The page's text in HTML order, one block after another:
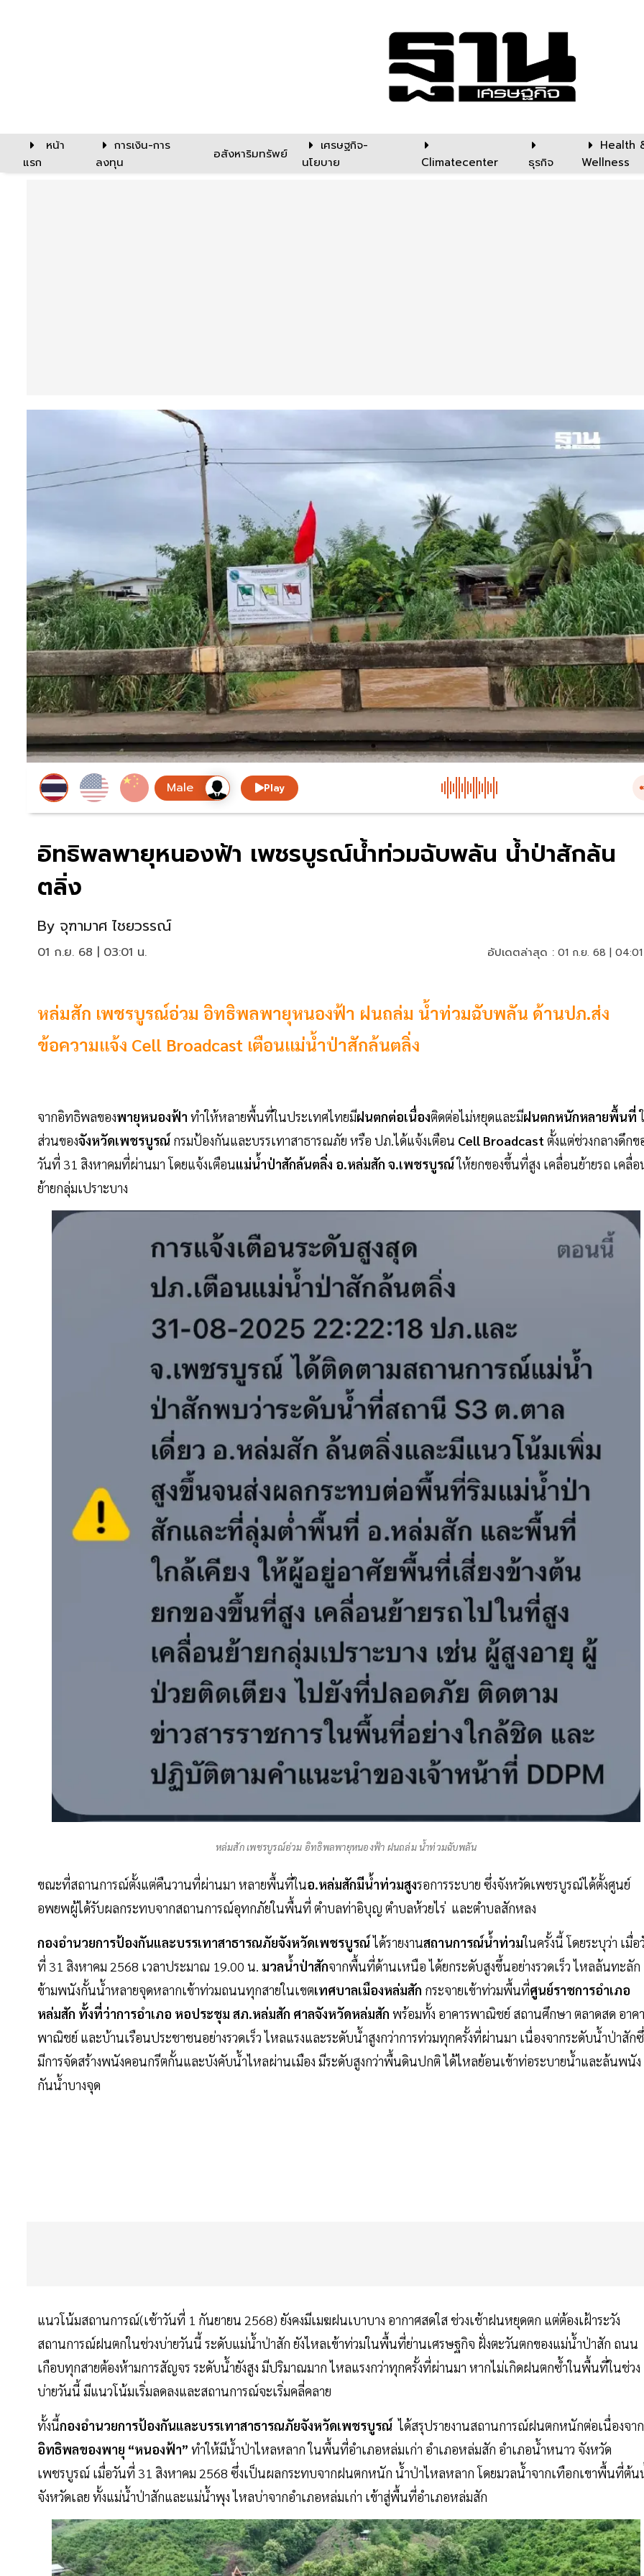
หน้า
แรก
การเงิน-การ
ลงทุน
อสังหาริมทรัพย์
เศรษฐกิจ-
นโยบาย
Climatecenter ธุรกิจ
Health
Wellness
Play
อิทธิพลพายุหนองฟ้า เพชรบูรณ์น้ำท่วมฉับพลัน น้ำป่าสักล้น
ตลิ่ง
By จุฑามาศ ไชยวรรณ์
01 ก.ย. 68 | 03:01 น. อัปเดตล่าสุด : 01 ก.ย. 68 |
หล่มสัก เพชรบูรณ์อ่วม อิทธิพลพายุหนองฟ้า ฝนถล่ม น้ำท่วมฉับพลัน ด้านปภ.ส่ง
ข้อความแจ้ง Cell Broadcast เตือนแม่น้ำป่าสักล้นตลิ่ง
จากอิทธิพลของพายุหนองฟ้า ทำให้หลายพื้นที่ในประเทศไทยมีฝนตกต่อเนื่องติดต่อไม่หยุดและมีฝนตกหนักหลายพื้นที่
ส่วนของจังหวัดเพชรบูรณ์ กรมป้องกันและบรรเทาสาธารณภัย หรือ ปภ.ได้แจ้งเตือน Cell Broadcastตั้งแต่ช่วงกลางดึกข
วันที่ 31 สิงหาคมที่ผ่านมา โดยแจ้งเตือนแม่น้ำป่าสักล้นตลิ่ง อ.หล่มสัก จ.เพชรบูรณ์ให้ยกของขึ้นที่สูง เคลื่อนย้ายรถ เคลื่
ย้ายกลุ่มเปราะบาง
หล่มสัก เพชรบูรณ์อ่วม อิทธิพลพายุหนองฟ้า ฝนถล่ม น้ำท่วมฉับพลัน
ขณะที่สถานการณ์ตั้งแต่คืนวานที่ผ่านมา หลายพื้นที่ในอ.หล่มสักมีน้ำท่วมสูงรอการระบาย ซึ่งจังหวัดเพชรบูรณ์ได้ตั้งศูนย์
อพยพผู้ได้รับผลกระทบจากสถานการณ์อุทกภัยในพื้นที่ ตำบลท่าอิบุญ ตำบลห้วยไร่ และตำบลสักหลง
กองอำนวยการป้องกันและบรรเทาสาธารณภัยจังหวัดเพชรบูรณ์ได้รายงานสถานการณ์น้ำท่วมในครั้งนี้ โดยระบุว่า เมื่อ
ที่ 31 สิงหาคม 2568 เวลาประมาณ 19.00 น. มวลน้ำป่าสักจากพื้นที่ด้านเหนือ ได้ยกระดับสูงขึ้นอย่างรวดเร็ว ไหลล้นทะลัก
ข้ามพนังกั้นน้ำหลายจุดหลากเข้าท่วมถนนทุกสายในเขตเทศบาลเมืองหล่มสัก กระจายเข้าท่วมพื้นที่ศูนย์ราชการอำเภอ
หล่มสัก ทั้งที่ว่าการอำเภอ หอประชุม สภ.หล่มสัก ศาลจังหวัดหล่มสัก พร้อมทั้ง อาคารพาณิชย์ สถานศึกษา ตลาดสด อาค
พาณิชย์ และบ้านเรือนประชาชนอย่างรวดเร็ว ไหลแรงและระดับน้ำสูงกว่าการท่วมทุกครั้งที่ผ่านมา เนื่องจากระดับน้ำป่าสัก
มีการจัดสร้างพนังคอนกรีตกั้นและบังคับน้ำไหลผ่านเมือง มีระดับสูงกว่าพื้นดินปกติ ได้ไหลย้อนเข้าท่อระบายน้ำและล้นพนัง
กันน้ำบางจุด
แนวโน้มสถานการณ์(เช้าวันที่ 1 กันยายน 2568) ยังคงมีเมฆฝนเบาบาง อากาศสดใส ช่วงเช้าฝนหยุดตก แต่ต้องเฝ้าระวัง
สถานการณ์ฝนตกในช่วงบ่ายวันนี้ ระดับแม่น้ำป่าสัก ยังไหลเข้าท่วมในพื้นที่ย่านเศรษฐกิจ ฝั่งตะวันตกของแม่น้ำป่าสัก ถนน
เกือบทุกสายต้องห้ามการสัญจร ระดับน้ำยังสูง มีปริมาณมาก ไหลแรงกว่าทุกครั้งที่ผ่านมา หากไม่เกิดฝนตกซ้ำในพื้นที่ในช่วง
บ่ายวันนี้ มีแนวโน้มเริ่มลดลงและสถานการณ์จะเริ่มคลี่คลาย
ทั้งนี้กองอำนวยการป้องกันและบรรเทาสาธารณภัยจังหวัดเพชรบูรณ์ ได้สรุปรายงานสถานการณ์ฝนตกหนักต่อเนื่องจาก
อิทธิพลของพายุ “หนองฟ้า” ทำให้มีน้ำป่าไหลหลาก ในพื้นที่อำเภอหล่มเก่า อำเภอหล่มสัก อำเภอน้ำหนาว จังหวัด
เพชรบูรณ์ เมื่อวันที่ 31 สิงหาคม 2568 ซึ่งเป็นผลกระทบจากฝนตกหนัก น้ำป่าไหลหลาก โดยมวลน้ำจากเทือกเขาพื้นที่ต้น
จังหวัดเลย ทั้งแม่น้ำป่าสักและแม่น้ำพุง ไหลบ่าจากอำเภอหล่มเก่า เข้าสู่พื้นที่อำเภอหล่มสัก